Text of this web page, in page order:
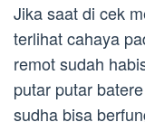
Jika saat di cek
terlihat cahaya
remot sudah
putar putar
sudha bisa